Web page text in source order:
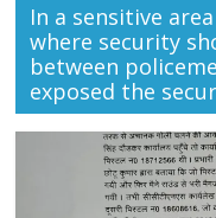
In a sensitive
where security
between
exposed the